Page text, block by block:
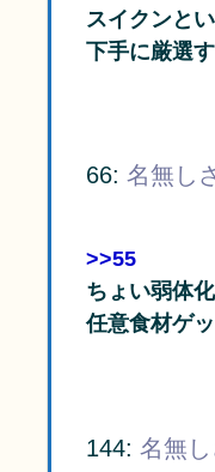
スイクンと
下手に厳選
66: 名無し
>>55
ちょい弱体
任意食材ゲ
144: 名無